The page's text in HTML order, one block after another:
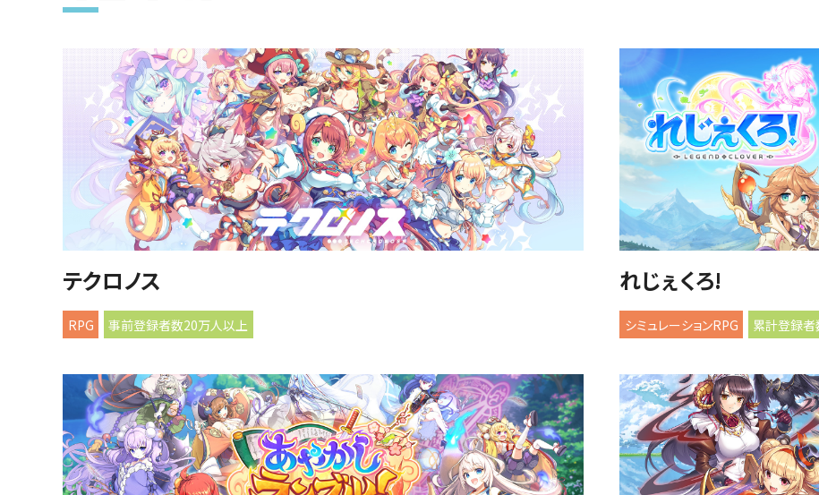
テクロノス
RPG 事前登録者数20万人以上
れじぇくろ!
シミュレーションRPG 累計登録